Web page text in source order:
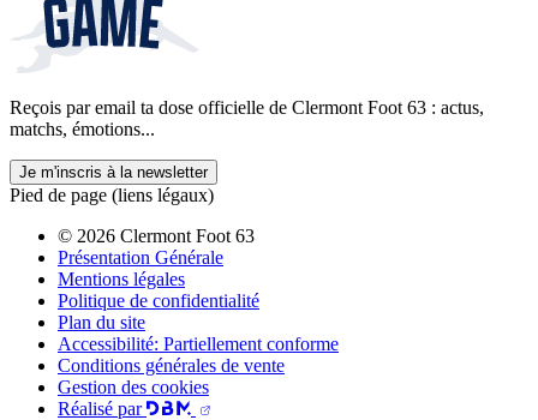
Reçois par email ta dose officielle de Clermont Foot 63 : actus,
matchs, émotions...
Je m'inscris à la newsletter
Pied de page (liens légaux)
© 2026 Clermont Foot 63
Présentation Générale
Mentions légales
Politique de confidentialité
Plan du site
Accessibilité: Partiellement conforme
Conditions générales de vente
Gestion des cookies
Réalisé par